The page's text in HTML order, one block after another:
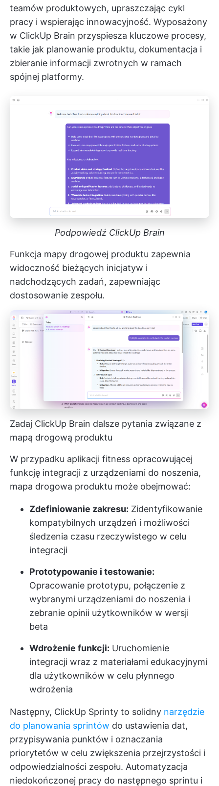
teamów produktowych, upraszczając cykl
pracy i wspierając innowacyjność. Wyposażony
w ClickUp Brain przyspiesza kluczowe procesy,
takie jak planowanie produktu, dokumentacja i
zbieranie informacji zwrotnych w ramach
spójnej platformy.
Podpowiedź ClickUp Brain
Funkcja mapy drogowej produktu zapewnia
widoczność bieżących inicjatyw i
nadchodzących zadań, zapewniając
dostosowanie zespołu.
Zadaj ClickUp Brain dalsze pytania związane z
mapą drogową produktu
W przypadku aplikacji fitness opracowującej
funkcję integracji z urządzeniami do noszenia,
mapa drogowa produktu może obejmować:
Zdefiniowanie zakresu: Zidentyfikowanie
kompatybilnych urządzeń i możliwości
śledzenia czasu rzeczywistego w celu
integracji
Prototypowanie i testowanie:
Opracowanie prototypu, połączenie z
wybranymi urządzeniami do noszenia i
zebranie opinii użytkowników w wersji
beta
Wdrożenie funkcji: Uruchomienie
integracji wraz z materiałami edukacyjnymi
dla użytkowników w celu płynnego
wdrożenia
Następny, ClickUp Sprinty to solidny narzędzie
do planowania sprintów do ustawienia dat,
przypisywania punktów i oznaczania
priorytetów w celu zwiększenia przejrzystości i
odpowiedzialności zespołu. Automatyzacja
niedokończonej pracy do następnego sprintu i